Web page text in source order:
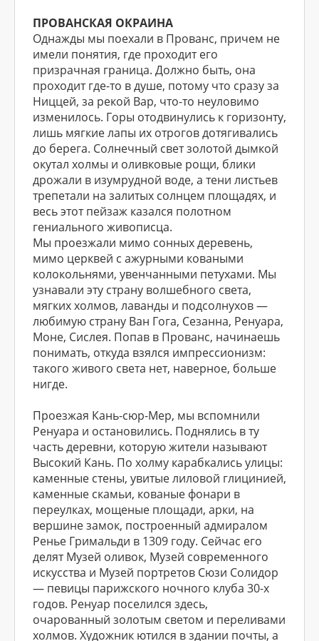
ПРОВАНСКАЯ ОКРАИНА
Однажды мы поехали в Прованс, причем не
имели понятия, где проходит его
призрачная граница. Должно быть, она
проходит где-то в душе, потому что сразу за
Ниццей, за рекой Вар, что-то неуловимо
изменилось. Горы отодвинулись к горизонту,
лишь мягкие лапы их отрогов дотягивались
до берега. Солнечный свет золотой дымкой
окутал холмы и оливковые рощи, блики
дрожали в изумрудной воде, а тени листьев
трепетали на залитых солнцем площадях, и
весь этот пейзаж казался полотном
гениального живописца.
Мы проезжали мимо сонных деревень,
мимо церквей с ажурными коваными
колокольнями, увенчанными петухами. Мы
узнавали эту страну волшебного света,
мягких холмов, лаванды и подсолнухов —
любимую страну Ван Гога, Сезанна, Ренуара,
Моне, Сислея. Попав в Прованс, начинаешь
понимать, откуда взялся импрессионизм:
такого живого света нет, наверное, больше
нигде.
Проезжая Кань-сюр-Мер, мы вспомнили
Ренуара и остановились. Поднялись в ту
часть деревни, которую жители называют
Высокий Кань. По холму карабкались улицы:
каменные стены, увитые лиловой глицинией,
каменные скамьи, кованые фонари в
переулках, мощеные площади, арки, на
вершине замок, построенный адмиралом
Ренье Гримальди в 1309 году. Сейчас его
делят Музей оливок, Музей современного
искусства и Музей портретов Сюзи Солидор
— певицы парижского ночного клуба 30-х
годов. Ренуар поселился здесь,
очарованный золотым светом и переливами
холмов. Художник ютился в здании почты, а